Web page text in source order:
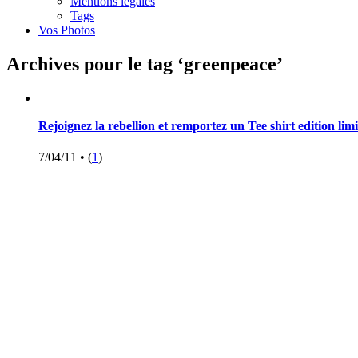
Tags
Vos Photos
Archives pour le tag ‘greenpeace’
Rejoignez la rebellion et remportez un Tee shirt edition
7/04/11 • (1)